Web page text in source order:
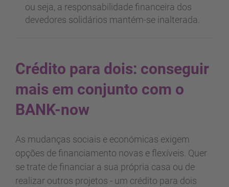
ou seja, a responsabilidade financeira dos
devedores solidários mantém-se inalterada.
Crédito para dois: conseguir
mais em conjunto com o
BANK-now
As mudanças sociais e económicas exigem
opções de financiamento novas e flexíveis. Quer
se trate de financiar a sua própria casa ou de
realizar outros projetos - um crédito para dois